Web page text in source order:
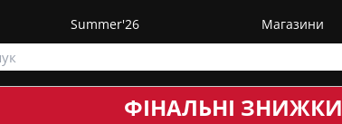
Summer'26 Магазини
ФІНАЛЬНІ ЗНИЖКИ